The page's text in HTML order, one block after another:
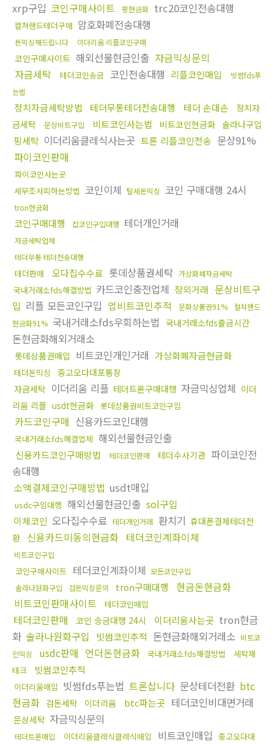
xrp구입 코인구매사이트 핑현금화 trc20코인전송대행
컬쳐랜드테더구매 암호화폐전송대행
돈믹싱해드립니다 이더리움 리플코인구매
코인구매사이트 해외선물현금인출 자금믹싱문의
자금세탁
테더코인송금 코인전송대행 리플코인매입
빗썸fds푸
는법
정치자금세탁방법 테더무통테더전송대행 테더 손대손
정치자
금세탁
문상비트구입 비트코인사는법 비트코인현금화 솔라나구입
핑세탁 이더리움클레식사는곳 트론 리플코인전송 문상91%
파이코인판매
파이코인사는곳
세무조사피하는방법 코인이체 탈세돈믹싱 코인 구매대행 24시
tron현금화
코인구매대행 잡코인구입대행 테더개인거래
자금세탁업체
테더무통 테더전송대행
테더판매 오다집수수료 롯데상품권세탁 가상화폐자금세탁
국내거래소fds해결방법 카드코인충전업체 장외거래 문상비트구
입 리플 모든코인구입 업비트코인추적 문화상품권91%
컬쳐랜드
현금화91% 국내거래소fds우회하는법 국내거래소fds출금시간
돈현금화해외거래소
롯데상품권매입 비트코인개인거래 가상화폐자금현금화
테더돈믹싱
중고오다대포통장
자금세탁 이더리움 리플 테더트론구매대행 자금믹싱업체 이더
리움 리플 usdt현금화 롯데상품권비트코인구입
카드코인구매 신용카드코인대행
국내거래소fds해결업체 해외선물현금인출
신용카드코인구매방법 테더코인판매 테더수사기관 파이코인전
송대행
소액결제코인구매방법 usdt매입
usdc구입대행 해외선물현금인출 sol구입
이체코인 오다집수수료 테더개인거래 환치기 휴대폰결제테더전
환 신용카드미동의현금화 테더코인계좌이체
비트코인구입
코인구매사이트 테더코인계좌이체 모든코인구입
솔라나원화구입
검돈믹싱문의 tron구매대행
현금돈현금화
비트코인판매사이트
테더코인매입
테더코인판매 코인 송금대행 24시 이더리움사는곳 tron현금
화 솔라나원화구입 빗썸코인추적 돈현금화해외거래소 비트코
인믹싱
usdc판매 언더돈현금화 국내거래소fds해결방법
세탁재
테크
빗썸코인추적
이더리움매입 빗썸fds푸는법 트론삽니다 문상테더전환 btc
현금화 검돈세탁 이더리움 btc파는곳 테더코인비대면거래
문상세탁 자금믹싱문의
테더트론매입 이더리움클레식클레식매입 비트코인매입 중고오다대